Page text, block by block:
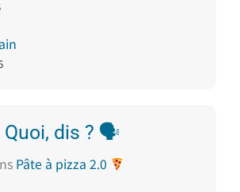
Quoi, dis ? 🗣
Pâte à pizza 2.0